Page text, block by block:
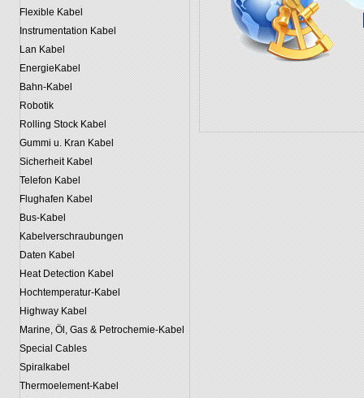
Flexible Kabel
Instrumentation Kabel
Lan Kabel
EnergieKabel
Bahn-Kabel
Robotik
Rolling Stock Kabel
Gummi u. Kran Kabel
Sicherheit Kabel
Telefon Kabel
Flughafen Kabel
Bus-Kabel
Kabelverschraubungen
Daten Kabel
Heat Detection Kabel
Hochtemperatur-Kabel
Highway Kabel
Marine, Öl, Gas & Petrochemie-Kabel
Special Cables
Spiralkabel
Thermoelement-Kabel